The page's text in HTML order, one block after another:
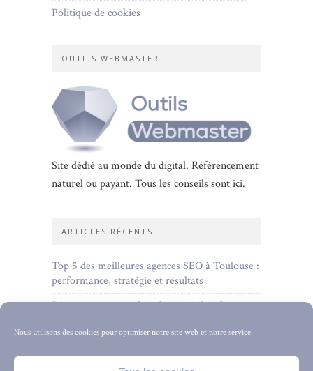
Nous utilisons des cookies pour optimiser notre site web et notre service.
Politique de cookies
OUTILS WEBMASTER
Site dédié au monde du digital. Référencement
naturel ou payant. Tous les conseils sont ici.
ARTICLES RÉCENTS
Top 5 des meilleures agences SEO à Toulouse :
performance, stratégie et résultats
Réussir son projet digital grâce à des choix
des rivaux